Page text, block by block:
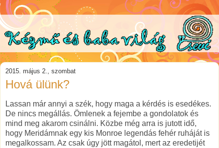
2015. május 2., szombat
Hová ülünk?
Lassan már annyi a szék, hogy maga a kérdés is esedékes.
De nincs megállás. Ömlenek a fejembe a gondolatok és
mind meg akarom csinálni. Közbe még arra is jutott idő,
hogy Meridámnak egy kis Monroe legendás fehér ruháját is
megalkossam. Az csak úgy jött magátol, mert az eredetijét